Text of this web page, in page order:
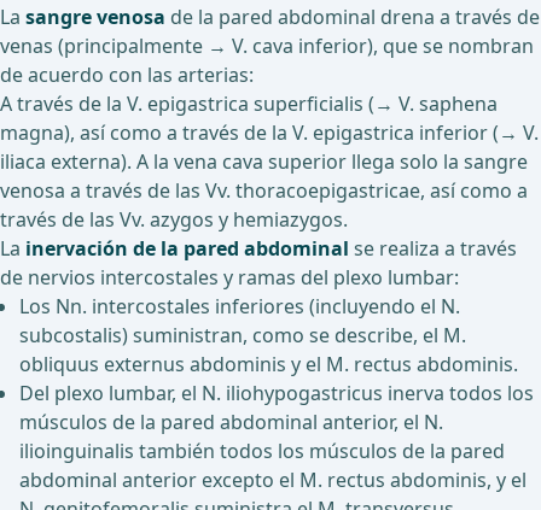
La sangre venosa de la pared abdominal drena a través de
venas (principalmente → V. cava inferior), que se nombran
de acuerdo con las arterias:
A través de la V. epigastrica superficialis (→ V. saphena
magna), así como a través de la V. epigastrica inferior (→ V.
iliaca externa). A la vena cava superior llega solo la sangre
venosa a través de las Vv. thoracoepigastricae, así como a
través de las Vv. azygos y hemiazygos.
La inervación de la pared abdominal se realiza a través
de nervios intercostales y ramas del plexo lumbar:
Los Nn. intercostales inferiores (incluyendo el N.
subcostalis) suministran, como se describe, el M.
obliquus externus abdominis y el M. rectus abdominis.
Del plexo lumbar, el N. iliohypogastricus inerva todos los
músculos de la pared abdominal anterior, el N.
ilioinguinalis también todos los músculos de la pared
abdominal anterior excepto el M. rectus abdominis, y el